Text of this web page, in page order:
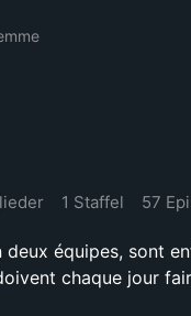
1 Staffel 57
équipes, sont
chaque jour